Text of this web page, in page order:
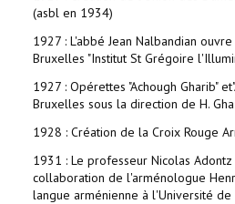
(asbl en 1934)
1927 : L'abbé Jean Nalbandian
Bruxelles "Institut St Grégoire
1927 : Opérettes "Achough Gharib"
Bruxelles sous la direction de H.
1928 : Création de la Croix Rouge
1931 : Le professeur Nicolas
collaboration de l'arménologue
langue arménienne à l'Université de